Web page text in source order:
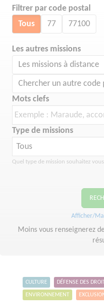
Filtrer par code postal
Tous 77 77100
Les autres missions
Les missions à distance
Chercher un autre code
Mots clefs
Type de missions
Quel type de mission souhaitez
Afficher/
Moins vous renseignerez
CULTURE DÉFENSE DES
ENVIRONNEMENT